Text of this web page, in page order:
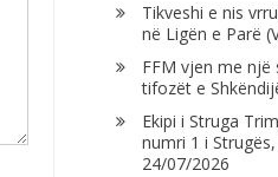
Tikveshi e nis
në Ligën e Parë
FFM vjen me një
tifozët e
Ekipi i Struga
numri 1 i
24/07/2026